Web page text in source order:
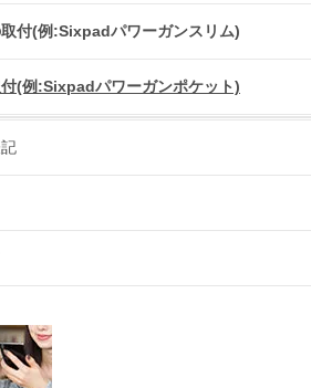
付(例:Sixpadパワーガンスリム)
(例:Sixpadパワーガンポケット)